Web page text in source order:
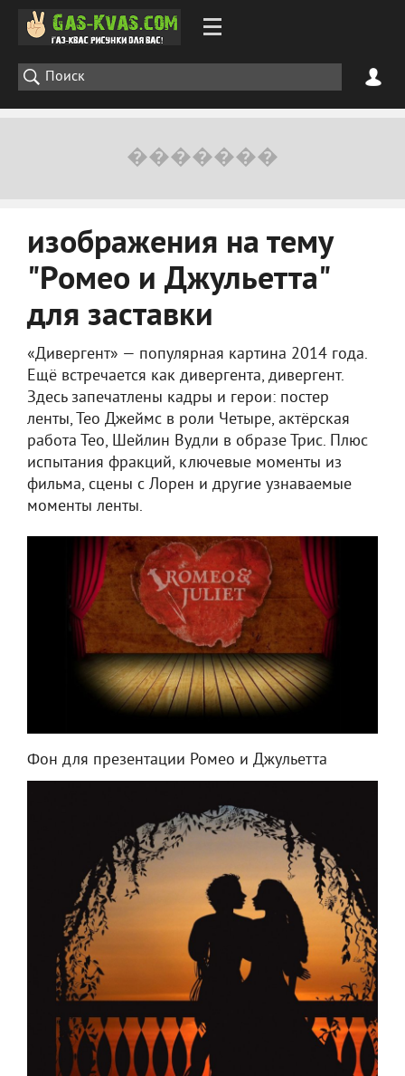
изображения на тему
"Ромео и Джульетта"
для заставки
«Дивергент» — популярная картина 2014 года.
Ещё встречается как дивергента, дивергент.
Здесь запечатлены кадры и герои: постер
ленты, Тео Джеймс в роли Четыре, актёрская
работа Тео, Шейлин Вудли в образе Трис. Плюс
испытания фракций, ключевые моменты из
фильма, сцены с Лорен и другие узнаваемые
моменты ленты.
Фон для презентации Ромео и Джульетта